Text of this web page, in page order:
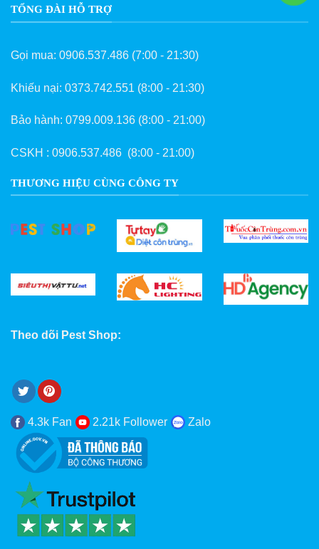
TỔNG ĐÀI HỖ TRỢ
Gọi mua: 0906.537.486 (7:00 - 21:30)
Khiếu nại: 0373.742.551 (8:00 - 21:30)
Bảo hành: 0799.009.136 (8:00 - 21:00)
CSKH : 0906.537.486 (8:00 - 21:00)
THƯƠNG HIỆU CÙNG CÔNG TY
Theo dõi Pest Shop:
4.3k Fan 2.21k Follower Zalo